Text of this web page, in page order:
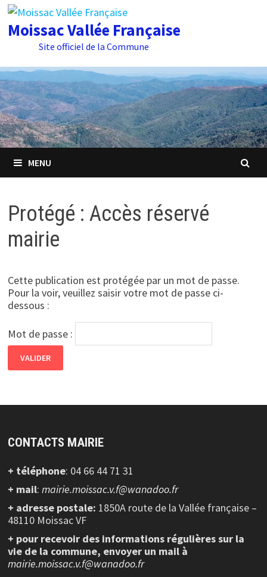
Passer
au
contenu
Moissac Vallée Française
Site officiel de la Commune
MENU
Protégé : Accès réservé
mairie
Cette publication est protégée par un mot de passe.
Pour la voir, veuillez saisir votre mot de passe ci-
dessous :
Mot de passe :
CONTACTS MAIRIE
+ téléphone: 04 66 44 71 31
+ mail: mairie.moissac.v.f@wanadoo.fr
+ adresse postale: 1850A route de la Vallée française –
48110 Moissac VF
+ pour recevoir des informations régulières sur la
vie de la commune, envoyer un mail à
mairie.moissac.v.f@wanadoo.fr